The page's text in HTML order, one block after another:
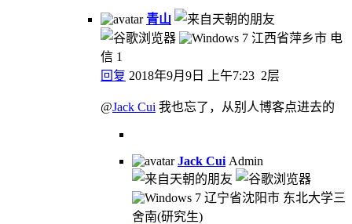
青山
江西省萍乡市 电
信 1
回复 2018年9月9日 上午7:23 2层
@Jack Cui 我也忘了，从别人博客点进去的
Jack Cui Admin
辽宁省沈阳市 东北大学三
舍南(研究生)